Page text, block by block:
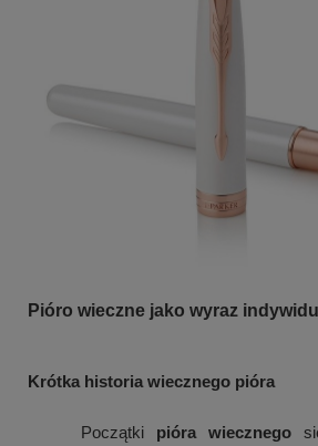
Pióro wieczne jako wyraz
Krótka historia wiecznego pióra
Początki pióra wiecznego